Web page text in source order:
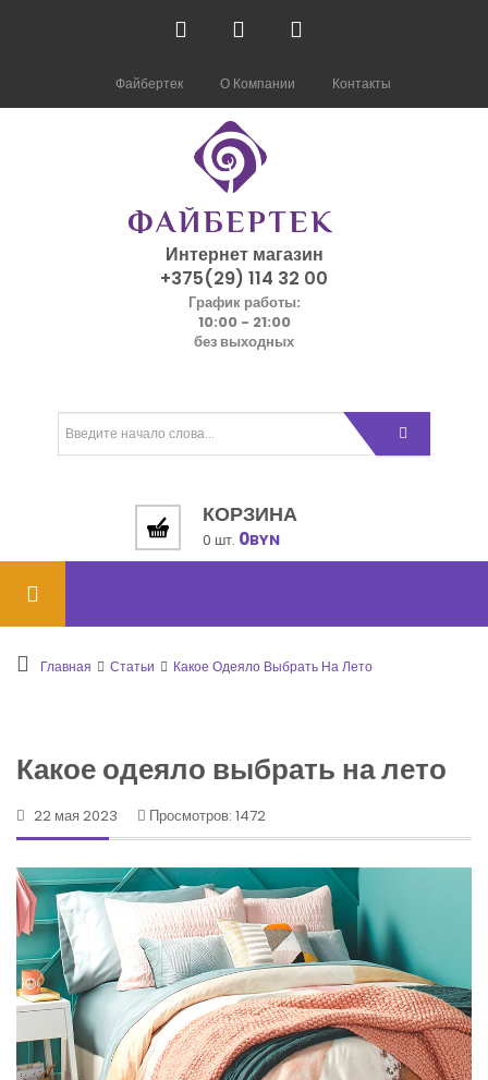
Файбертек О Компании Контакты
Интернет магазин
+375(29) 114 32 00
График работы:
10:00 - 21:00
без выходных
КОРЗИНА
0 шт. 0BYN
Главная Статьи Какое Одеяло Выбрать На Лето
Какое одеяло выбрать на лето
22 мая 2023 Просмотров: 1472